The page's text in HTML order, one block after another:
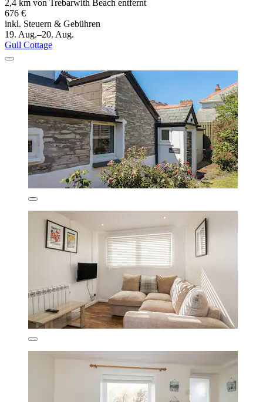
2,4 km von Trebarwith Beach entfernt
676 €
inkl. Steuern & Gebühren
19. Aug.–20. Aug.
Gull Cottage